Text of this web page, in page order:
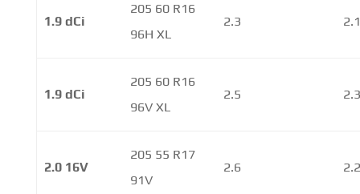
1.9 dCi
205 60 R16
96H XL
2.3
1.9 dCi
205 60 R16
96V XL
2.5
2.0 16V
205 55 R17
91V
2.6